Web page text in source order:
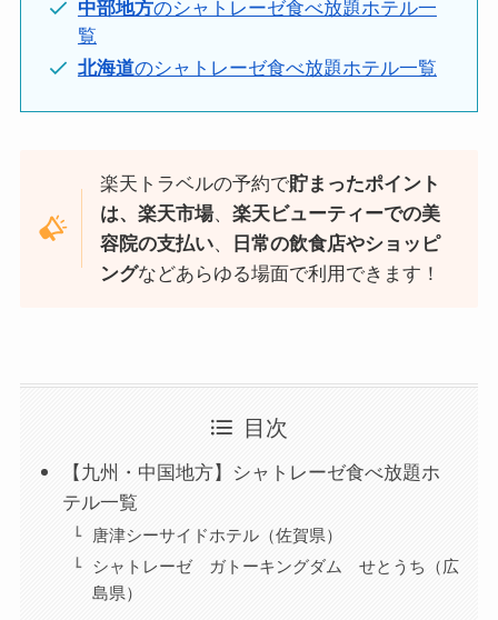
中部地方のシャトレーゼ食べ放題ホテル一
覧
北海道のシャトレーゼ食べ放題ホテル一覧
楽天トラベルの予約で貯まったポイント
は、楽天市場、楽天ビューティーでの美
容院の支払い、
日常の飲食店やショッピ
ングなどあらゆる場面で利用できます！
目次
【九州・中国地方】シャトレーゼ食べ放題ホ
テル一覧
唐津シーサイドホテル（佐賀県）
シャトレーゼ ガトーキングダム せとうち（広
島県）